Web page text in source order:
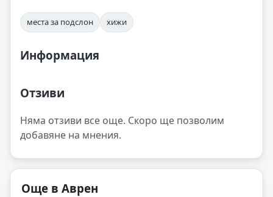
места за подслон хижи
Информация
Отзиви
Няма отзиви все още. Скоро ще позволим
добавяне на мнения.
Още в Аврен